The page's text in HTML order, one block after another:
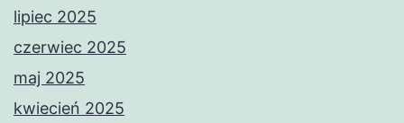
lipiec 2025
czerwiec 2025
maj 2025
kwiecień 2025